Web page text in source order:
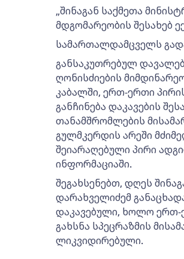
„შინაგან საქმეთა
მდგომარეობის შესახებ
სამართალდამცველს
განსაკუთრებულ
ღონისძიების
კაბალში, ერთ-ერთი
განჩინება დაკავების
თანამშრომლების
გულმკერდის არეში
შეიარაღებული პირი
ინფორმაციაში.
შეგახსენებთ, დღეს
დარახველიძემ
დაკავებული, ხოლო ერთ-
გახსნა სპეცრაზმის
ლიკვიდირებული.